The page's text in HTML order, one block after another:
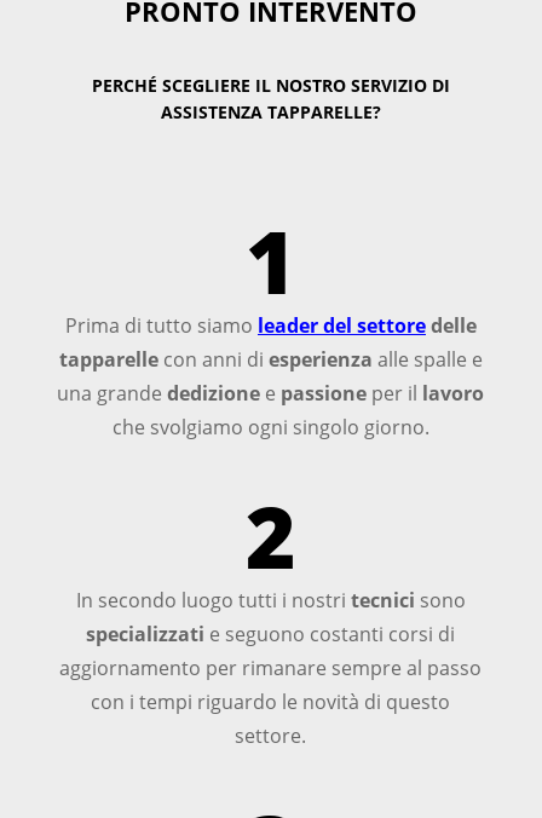
PRONTO INTERVENTO
PERCHÉ SCEGLIERE IL NOSTRO SERVIZIO DI
ASSISTENZA TAPPARELLE?
1
Prima di tutto siamo leader del settoredelle
tapparellecon anni di esperienza alle spalle e
una grandededizione e passione per il lavoro
che svolgiamo ogni singolo giorno.
2
In secondo luogo tutti i nostri tecnici sono
specializzati e seguono costanti corsi di
aggiornamento per rimanare sempre al passo
con i tempi riguardo le novità di questo
settore.